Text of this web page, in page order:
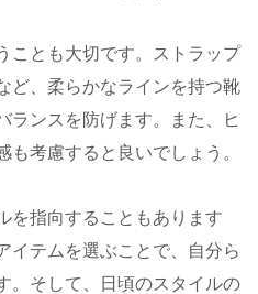
ことも大切です。ストラップ
ど、柔らかなラインを持つ靴
ランスを防げます。また、ヒ
考慮すると良いでしょう。
を指向することもあります
イテムを選ぶことで、自分ら
。そして、日頃のスタイルの